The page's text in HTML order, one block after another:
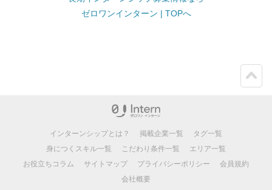
ゼロワンインターン | TOPへ
インターンシップとは？ 掲載企業一覧
タグ一覧
身につくスキル一覧
こだわり条件一覧
エリア一覧
お役立ちコラム
サイトマップ プライバシーポリシー
会員規約
会社概要